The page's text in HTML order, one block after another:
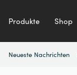
Produkte Shop
Neueste Nachrichten